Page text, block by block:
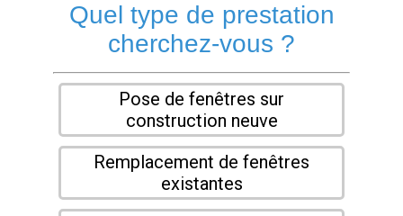
Quel type de prestation
cherchez-vous ?
Pose de fenêtres sur
construction neuve
Remplacement de fenêtres
existantes